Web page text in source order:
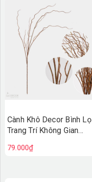
Cành Khô Decor Bình Lọ
Trang Trí Không Gian
79.000₫